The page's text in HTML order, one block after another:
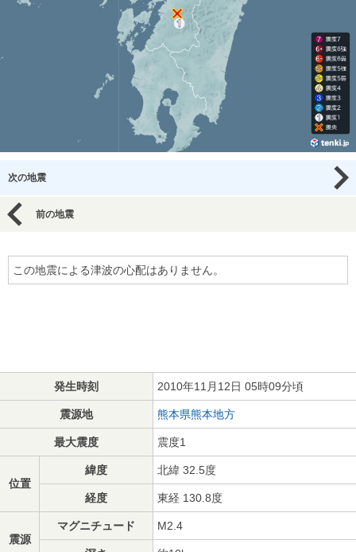
次の地震
前の地震
この地震による津波の心配はありません。
発生時刻 2010年11月12日 05時09分頃
震源地 熊本県熊本地方
最大震度 震度1
位置
緯度 北緯 32.5度
経度 東経 130.8度
震源
マグニチュード M2.4